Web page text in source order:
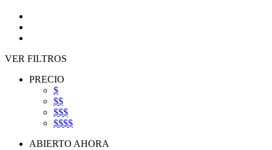
VER FILTROS
PRECIO
$
$$
$$$
$$$$
ABIERTO AHORA